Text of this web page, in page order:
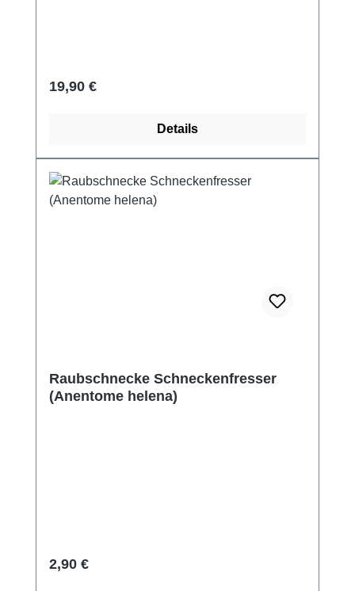
Regulärer Preis:
19,90 €
Details
Raubschnecke Schneckenfresser
(Anentome helena)
Regulärer Preis:
2,90 €